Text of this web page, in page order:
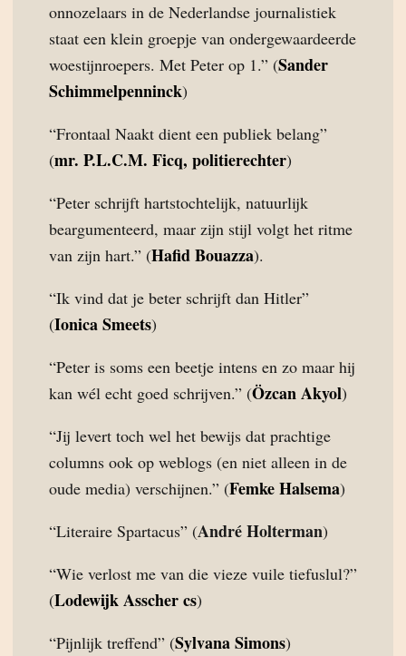
onnozelaars in de Nederlandse journalistiek
staat een klein groepje van ondergewaardeerde
woestijnroepers. Met Peter op 1.” (Sander
Schimmelpenninck)
“Frontaal Naakt dient een publiek belang”
(mr. P.L.C.M. Ficq, politierechter)
“Peter schrijft hartstochtelijk, natuurlijk
beargumenteerd, maar zijn stijl volgt het ritme
van zijn hart.” (Hafid Bouazza).
“Ik vind dat je beter schrijft dan Hitler”
(Ionica Smeets)
“Peter is soms een beetje intens en zo maar hij
kan wél echt goed schrijven.” (Özcan Akyol)
“Jij levert toch wel het bewijs dat prachtige
columns ook op weblogs (en niet alleen in de
oude media) verschijnen.” (Femke Halsema)
“Literaire Spartacus” (André Holterman)
“Wie verlost me van die vieze vuile tiefuslul?”
(Lodewijk Asscher cs)
“Pijnlijk treffend” (Sylvana Simons)